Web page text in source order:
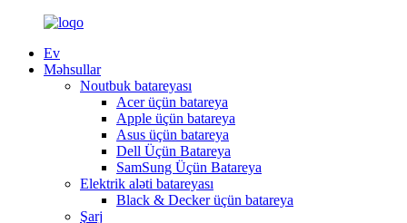
Ev
Məhsullar
Noutbuk batareyası
Acer üçün batareya
Apple üçün batareya
Asus üçün batareya
Dell Üçün Batareya
SamSung Üçün Batareya
Elektrik aləti batareyası
Black & Decker üçün batareya
Şarj